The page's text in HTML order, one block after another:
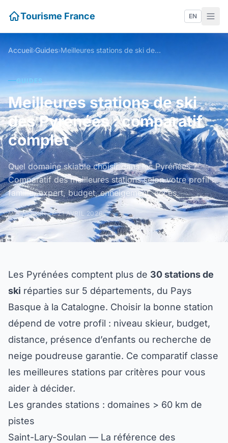
Tourisme France EN
Accueil›Guides› Meilleures stations de ski des Pyrénées : comparatif complet
GUIDES
Meilleures stations de ski
des Pyrénées : comparatif
complet
Quel domaine skiable choisir dans les Pyrénées ?
Comparatif des meilleures stations selon votre profil :
famille, expert, budget, enneigement, accès.
MIS À JOUR LE 21 AVRIL 2026
Les Pyrénées comptent plus de 30 stations de
ski réparties sur 5 départements, du Pays
Basque à la Catalogne. Choisir la bonne station
dépend de votre profil : niveau skieur, budget,
distance, présence d’enfants ou recherche de
neige poudreuse garantie. Ce comparatif classe
les meilleures stations par critères pour vous
aider à décider.
Les grandes stations : domaines > 60 km de
pistes
Saint-Lary-Soulan — La référence des